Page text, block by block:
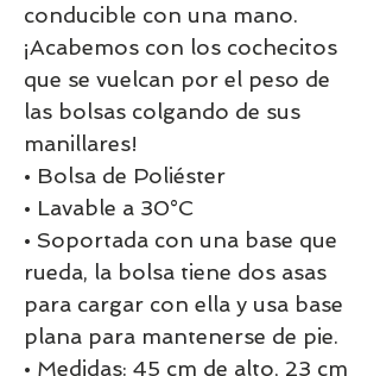
conducible con una mano.
¡Acabemos con los cochecitos
que se vuelcan por el peso de
las bolsas colgando de sus
manillares!
• Bolsa de Poliéster
• Lavable a 30°C
• Soportada con una base que
rueda, la bolsa tiene dos asas
para cargar con ella y usa base
plana para mantenerse de pie.
• Medidas: 45 cm de alto, 23 cm